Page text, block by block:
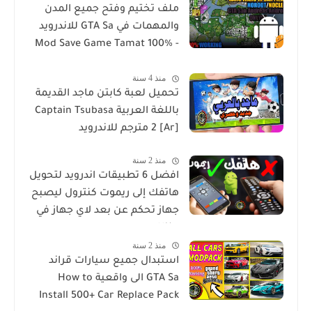
ملف تختيم وفتح جميع المدن
والمهمات في GTA Sa للاندرويد
Mod Save Game Tamat 100% -
منذ 4 سنة
تحميل لعبة كابتن ماجد القديمة
باللغة العربية Captain Tsubasa
2 [Ar] مترجم للاندرويد
منذ 2 سنة
افضل 6 تطبيقات اندرويد لتحويل
هاتفك إلى ريموت كنترول ليصبح
جهاز تحكم عن بعد لاي جهاز في
منذ 2 سنة
استبدال جميع سيارات قراند
GTA Sa الى واقعية How to
Install 500+ Car Replace Pack